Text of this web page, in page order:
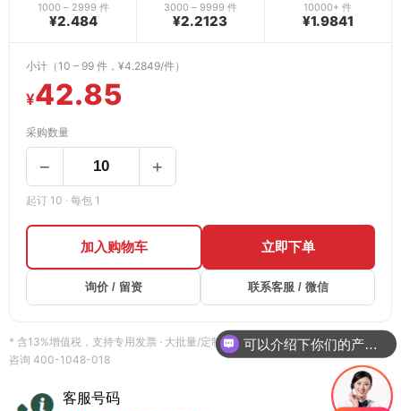
1000 – 2999 件
¥2.484
3000 – 9999 件
¥2.2123
10000+ 件
¥1.9841
采购数量
− +
起订 10 · 每包 1
小计（10 – 99 件，¥4.2849/件）
¥42.85
加入购物车 立即下单
询价 / 留资 联系客服 / 微信
* 含13%增值税，支持专用发票 · 大批量/定制请「询价留资」获取专属报价 · 货期
咨询 400-1048-018
客服号码
可以介绍下你们的产品么